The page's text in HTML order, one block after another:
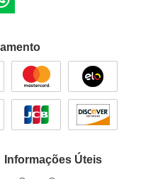
Informações Úteis